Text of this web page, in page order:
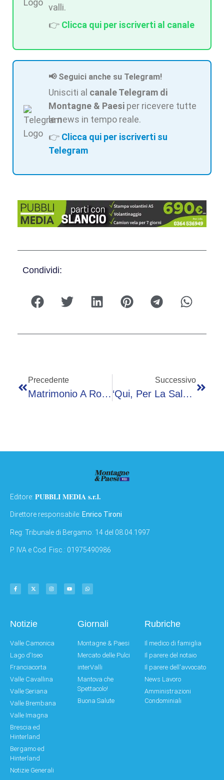
valli.
👉 Clicca qui per iscriverti al canale
📢 Seguici anche su Telegram!
Unisciti al canale Telegram di
Montagne & Paesi per ricevere tutte
le news in tempo reale.
👉 Clicca qui per iscriverti su
Telegram
Condividi:
Precedente
Matrimonio A Roma Per Will Smallbone, Centrocampista Del Millwall: L’arrivo Della Sposa
Successivo
‘Qui, Per La Salute Di Ogni Donna’, Istituzioni Ed Esperti Rilanciano La Medicina Di Genere
Editore: PUBBLI MEDIA s.r.l.
Direttore responsabile: Enrico Tironi
Reg: Tribunale di Bergamo: 14 del 08.04.1997
P. IVA e Cod. Fisc.: 01975490986
Notizie
Valle Camonica
Lago d'Iseo
Franciacorta
Valle Cavallina
Valle Seriana
Valle Brembana
Valle Imagna
Brescia ed
Hinterland
Bergamo ed
Hinterland
Notizie Generali
Giornali
Montagne & Paesi
Mercato delle Pulci
interValli
Mantova che
Spettacolo!
Buona Salute
Rubriche
Il medico di famiglia
Il parere del notaio
Il parere dell'avvocato
News Lavoro
Amministrazioni
Condominiali